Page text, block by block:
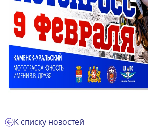
К списку новостей